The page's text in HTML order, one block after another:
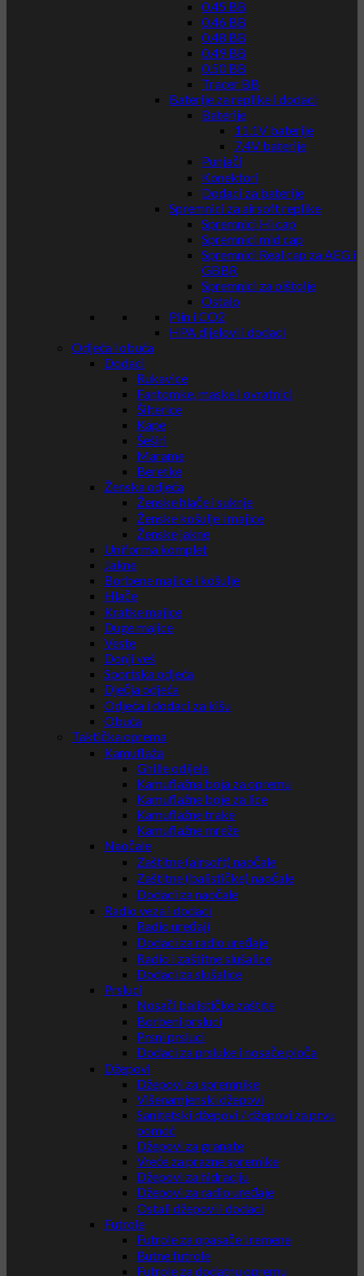
0.45 BB
0.46 BB
0.48 BB
0.49 BB
0.50 BB
Tracer BB
Baterije za replike i dodaci
Baterije
11.1V baterije
7.4V baterije
Punjači
Konektori
Dodaci za baterije
Spremnici za airsoft replike
Spremnici Hi cap
Spremnici mid cap
Spremnici Real cap za AEG i
GBBR
Spremnici za pištolje
Ostalo
Plin i CO2
HPA dijelovi i dodaci
Odjeća i obuća
Dodaci
Rukavice
Fantomke, maske i ovratnici
Šilterice
Kape
Šeširi
Marame
Beretke
Ženska odjeća
Ženske hlače i suknje
Ženske košulje i majice
Ženske jakne
Uniforma komplet
Jakne
Borbene majice i košulje
Hlače
Kratke majice
Duge majice
Veste
Donji veš
Sportska odjeća
Dječja odjeća
Odjeća i dodaci za kišu
Obuća
Taktička oprema
Kamuflaža
Ghille odijela
Kamuflažna boja za opremu
Kamuflažne boje za lice
Kamuflažne trake
Kamuflažne mreže
Naočale
Zaštitne (airsoft) naočale
Zaštitne (balističke) naočale
Dodaci za naočale
Radio veza i dodaci
Radio uređaji
Dodaci za radio uređaje
Radio i zaštitne slušalice
Dodaci za slušalice
Prsluci
Nosači balističke zaštite
Borbeni prsluci
Prsni prsluci
Dodaci za prsluke i nosače ploča
Džepovi
Džepovi za spremnike
Višenamjenski džepovi
Sanitetski džepovi / džepovi za prvu
pomoć
Džepovi za granate
Vreće za prazne spremike
Džepovi za hidraciju
Džepovi za radio uređaje
Ostali džepovi i dodaci
Futrole
Futrole za opasače i remene
Butne futrole
Futrole za dodatnu opremu